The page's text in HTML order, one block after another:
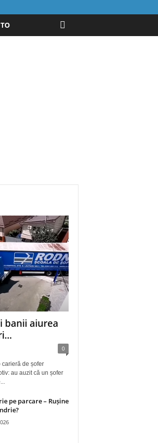
banii aiurea
0
carieră de șofer
au auzit că un șofer
pe parcare – Rușine